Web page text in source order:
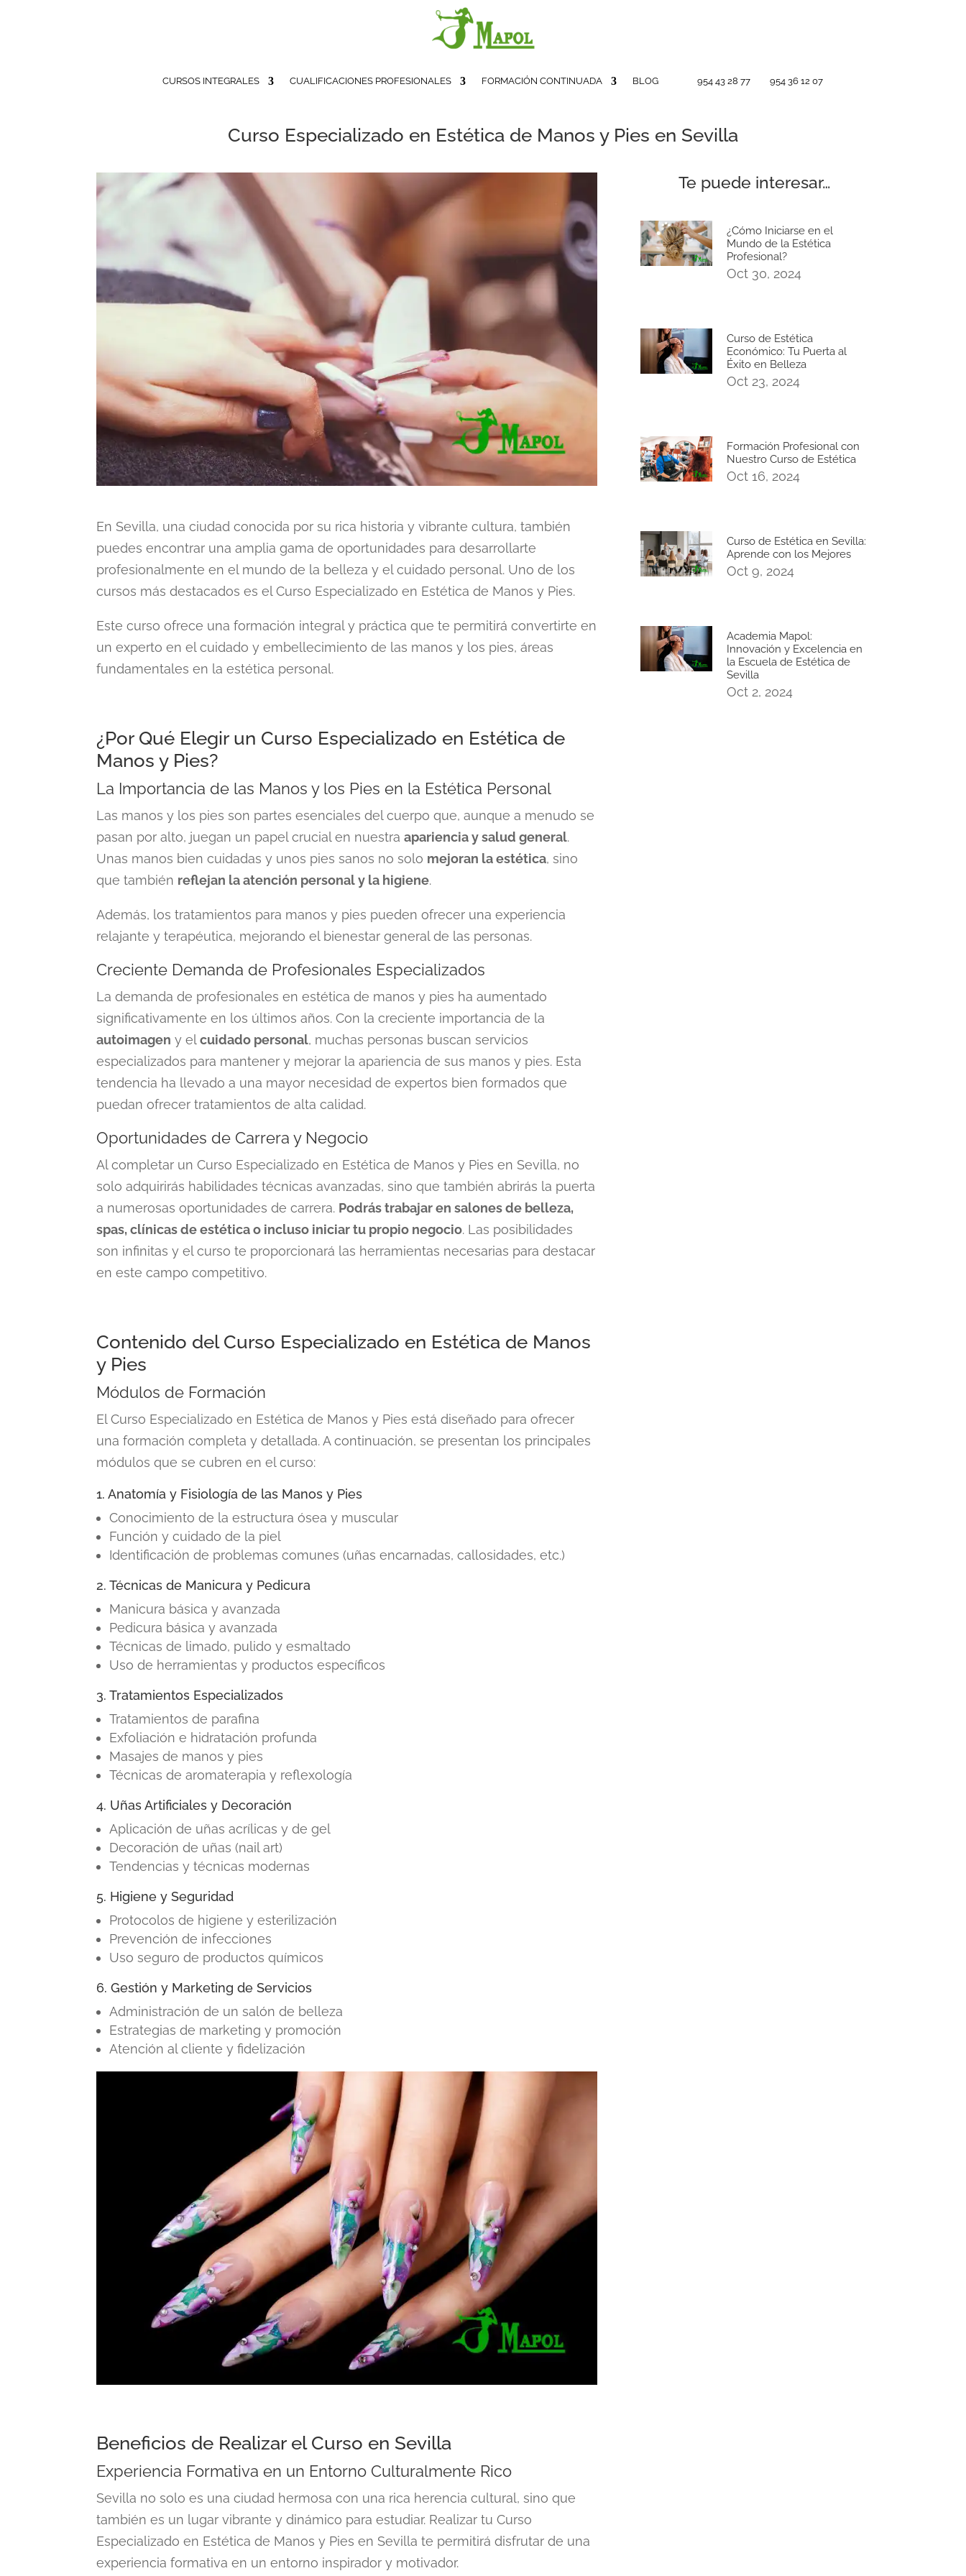
CURSOS INTEGRALES CUALIFICACIONES PROFESIONALES FORMACIÓN CONTINUADA BLOG 954 43 28 77 954 36 12 07
Curso Especializado en Estética de Manos y Pies en Sevilla
En Sevilla, una ciudad conocida por su rica historia y vibrante cultura, también
puedes encontrar una amplia gama de oportunidades para desarrollarte
profesionalmente en el mundo de la belleza y el cuidado personal. Uno de los
cursos más destacados es elCurso Especializado en Estética de Manos y Pies.
Este curso ofrece una formación integral y práctica que te permitirá convertirte en
un experto en el cuidado y embellecimiento de las manos y los pies, áreas
fundamentales en la estética personal.
¿Por Qué Elegir un Curso Especializado en Estética de
Manos y Pies?
La Importancia de las Manos y los Pies en la Estética Personal
Las manos y los pies son partes esenciales del cuerpo que, aunque a menudo se
pasan por alto, juegan un papel crucial en nuestraapariencia y salud general.
Unas manos bien cuidadas y unos pies sanos no solo mejoran la estética, sino
que también reflejan la atención personal y la higiene.
Además, los tratamientos para manos y pies pueden ofrecer una experiencia
relajante y terapéutica, mejorando el bienestar general de las personas.
Creciente Demanda de Profesionales Especializados
La demanda de profesionales en estética de manos y pies ha aumentado
significativamente en los últimos años. Con la creciente importancia de la
autoimagen y elcuidado personal, muchas personas buscan servicios
especializados para mantener y mejorar la apariencia de sus manos y pies. Esta
tendencia ha llevado a una mayor necesidad de expertos bien formados que
puedan ofrecer tratamientos de alta calidad.
Oportunidades de Carrera y Negocio
Al completar unCurso Especializado en Estética de Manos y Pies en Sevilla, no
solo adquirirás habilidades técnicas avanzadas, sino que también abrirás la puerta
a numerosas oportunidades de carrera. Podrás trabajar en salones de belleza,
spas, clínicas de estética o incluso iniciar tu propio negocio. Las posibilidades
son infinitas y el curso te proporcionará las herramientas necesarias para destacar
en este campo competitivo.
Contenido del Curso Especializado en Estética de Manos
y Pies
Módulos de Formación
ElCurso Especializado en Estética de Manos y Pies está diseñado para ofrecer
una formación completa y detallada. A continuación, se presentan los principales
módulos que se cubren en el curso:
1. Anatomía y Fisiología de las Manos y Pies
Conocimiento de la estructura ósea y muscular
Función y cuidado de la piel
Identificación de problemas comunes (uñas encarnadas, callosidades, etc.)
2. Técnicas de Manicura y Pedicura
Manicura básica y avanzada
Pedicura básica y avanzada
Técnicas de limado, pulido y esmaltado
Uso de herramientas y productos específicos
3. Tratamientos Especializados
Tratamientos de parafina
Exfoliación e hidratación profunda
Masajes de manos y pies
Técnicas de aromaterapia y reflexología
4. Uñas Artificiales y Decoración
Aplicación de uñas acrílicas y de gel
Decoración de uñas (nail art)
Tendencias y técnicas modernas
5. Higiene y Seguridad
Protocolos de higiene y esterilización
Prevención de infecciones
Uso seguro de productos químicos
6. Gestión y Marketing de Servicios
Administración de un salón de belleza
Estrategias de marketing y promoción
Atención al cliente y fidelización
Beneficios de Realizar el Curso en Sevilla
Experiencia Formativa en un Entorno Culturalmente Rico
Sevilla no solo es una ciudad hermosa con una rica herencia cultural, sino que
también es un lugar vibrante y dinámico para estudiar. Realizar tuCurso
Especializado en Estética de Manos y Pies en Sevilla te permitirá disfrutar de una
experiencia formativa en un entorno inspirador y motivador.
Te puede interesar…
¿Cómo Iniciarse en el
Mundo de la Estética
Profesional?
Oct 30, 2024
Curso de Estética
Económico: Tu Puerta al
Éxito en Belleza
Oct 23, 2024
Formación Profesional con
Nuestro Curso de Estética
Oct 16, 2024
Curso de Estética en Sevilla:
Aprende con los Mejores
Oct 9, 2024
Academia Mapol:
Innovación y Excelencia en
la Escuela de Estética de
Sevilla
Oct 2, 2024